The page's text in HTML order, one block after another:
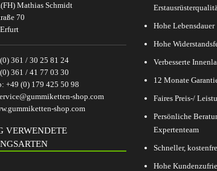
Mathias Schmidt
70
361 / 30 25 81 24
361 / 41 77 03 30
+49 (0) 179 425 50 98
shop.com
shop.com
VERWENDETE
Hohe Lebensdauer
Hohe
Verbesserte
12 Monate
Faires Preis-/
Persönliche
Expertenteam
Schneller,
Hohe